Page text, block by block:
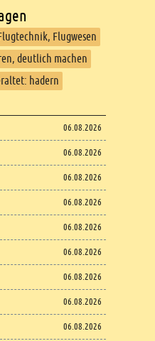
Flugwesen
deutlich machen
hadern
06.08.2026
06.08.2026
06.08.2026
06.08.2026
06.08.2026
06.08.2026
06.08.2026
06.08.2026
06.08.2026